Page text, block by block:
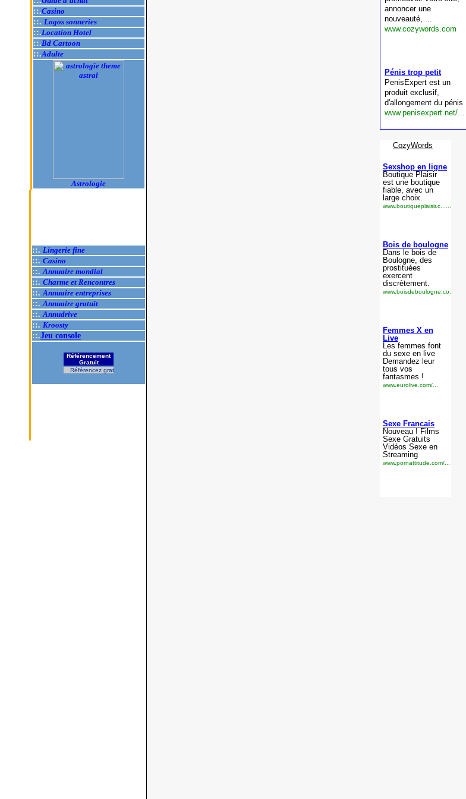
::.Casino
::. Logos sonneries
::.Location Hotel
::.Bd Cartoon
::.Adulte
Astrologie
::. Lingerie fine
::. Casino
::.Annuaire mondial
::. Charme et Rencontres
::.Annuaire entreprises
::.Annuaire gratuit
::.Annudrive
::. Kroosty
::.Jeu console
Référencement
Gratuit
Référencez gratuitement votre site.